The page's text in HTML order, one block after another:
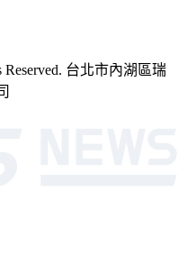
台北市內湖區瑞